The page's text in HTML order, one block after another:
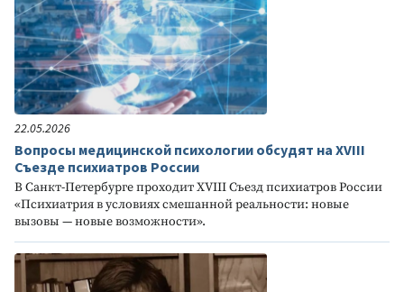
22.05.2026
Вопросы медицинской психологии обсудят на XVIII
Съезде психиатров России
В Санкт-Петербурге проходит XVIII Съезд психиатров России
«Психиатрия в условиях смешанной реальности: новые
вызовы — новые возможности».